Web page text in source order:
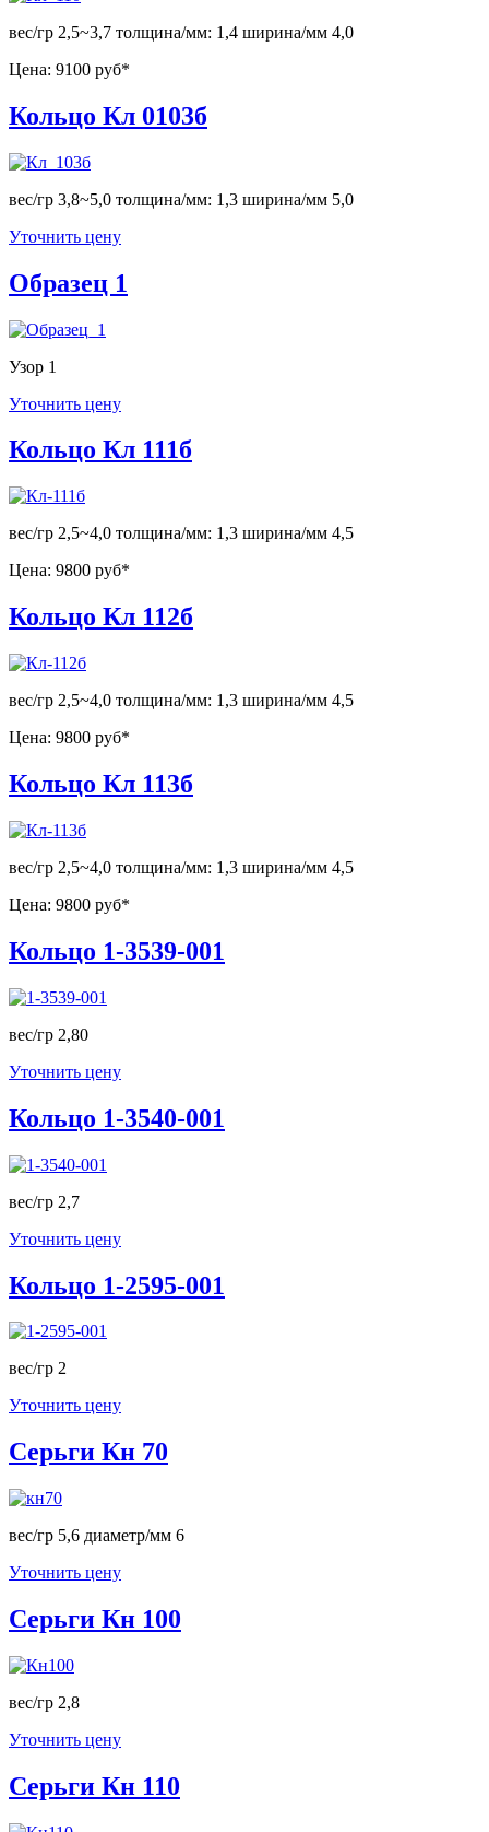
вес/гр 2,5~3,7 толщина/мм: 1,4 ширина/мм 4,0
Цена: 9100 руб*
Кольцо Кл 0103б
вес/гр 3,8~5,0 толщина/мм: 1,3 ширина/мм 5,0
Уточнить цену
Образец 1
Узор 1
Уточнить цену
Кольцо Кл 111б
вес/гр 2,5~4,0 толщина/мм: 1,3 ширина/мм 4,5
Цена: 9800 руб*
Кольцо Кл 112б
вес/гр 2,5~4,0 толщина/мм: 1,3 ширина/мм 4,5
Цена: 9800 руб*
Кольцо Кл 113б
вес/гр 2,5~4,0 толщина/мм: 1,3 ширина/мм 4,5
Цена: 9800 руб*
Кольцо 1-3539-001
вес/гр 2,80
Уточнить цену
Кольцо 1-3540-001
вес/гр 2,7
Уточнить цену
Кольцо 1-2595-001
вес/гр 2
Уточнить цену
Серьги Кн 70
вес/гр 5,6 диаметр/мм 6
Уточнить цену
Серьги Кн 100
вес/гр 2,8
Уточнить цену
Серьги Кн 110